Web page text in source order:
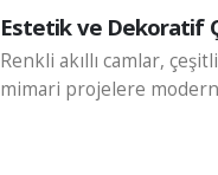
Estetik ve Dekoratif
Renkli akıllı camlar,
mimari projelere